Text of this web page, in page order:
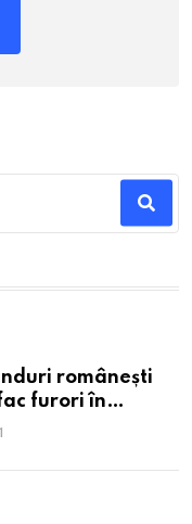
românești
furori în